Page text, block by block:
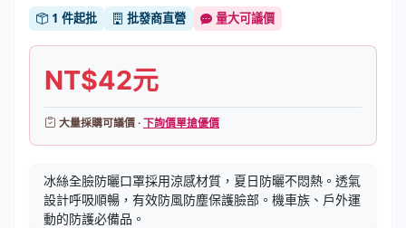
1 件起批 批發商直營 量大可議價
NT$42元
大量採購可議價 ·下詢價單搶優價
冰絲全臉防曬口罩採用涼感材質，夏日防曬不悶熱。透氣
設計呼吸順暢，有效防風防塵保護臉部。機車族、戶外運
動的防護必備品。